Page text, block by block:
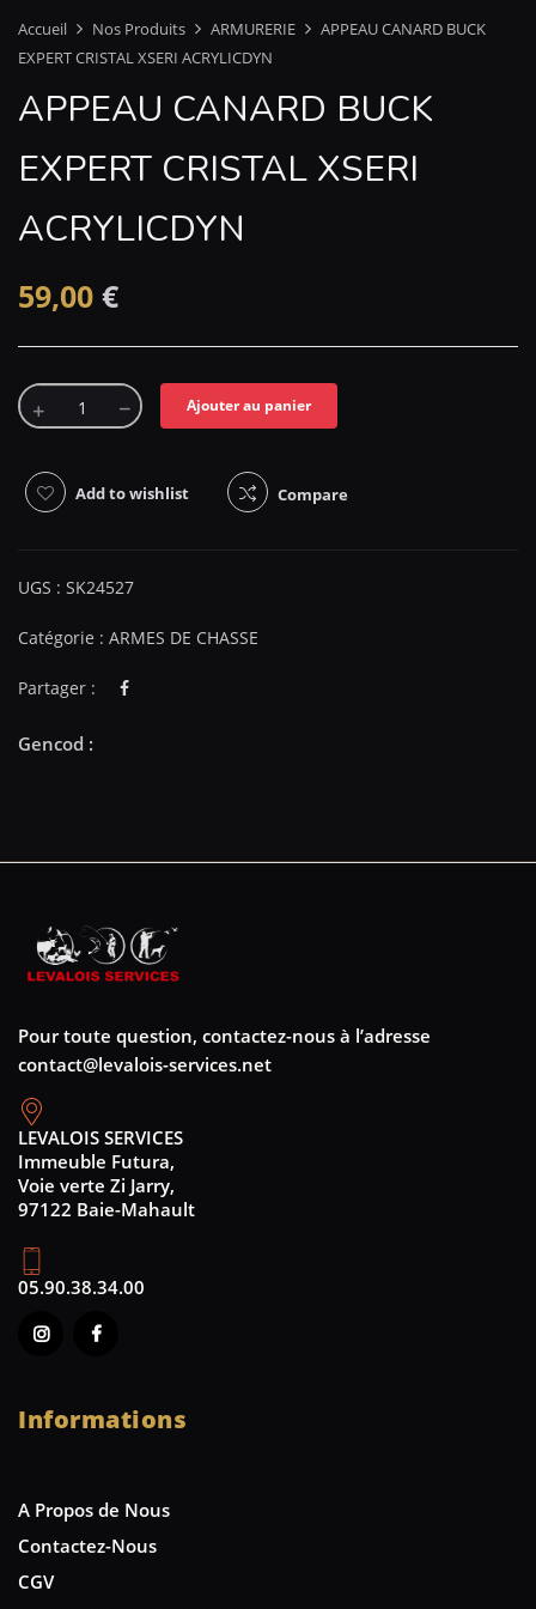
Accueil Nos Produits ARMURERIE
APPEAU CANARD BUCK
EXPERT CRISTAL XSERI ACRYLICDYN
APPEAU CANARD BUCK
EXPERT CRISTAL XSERI
ACRYLICDYN
59,00 €
Ajouter au panier
Add to wishlist Compare
UGS : SK24527
Catégorie : ARMES DE CHASSE
Partager :
Pour toute question, contactez-nous à l’adresse
contact@levalois-services.net
LEVALOIS SERVICES
Immeuble Futura,
Voie verte Zi Jarry,
97122 Baie-Mahault
05.90.38.34.00
Informations
A Propos de Nous
Contactez-Nous
CGV